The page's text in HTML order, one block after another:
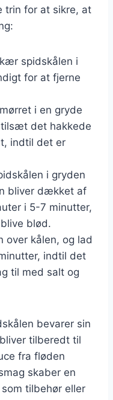
trin for at sikre, at
spidskålen i
for at fjerne
i en gryde
tilsæt det hakkede
indtil det er
i gryden
bliver dækket af
i 5-7 minutter,
blød.
over kålen, og lad
indtil det
til med salt og
bevarer sin
tilberedt til
fra fløden
skaber en
tilbehør eller